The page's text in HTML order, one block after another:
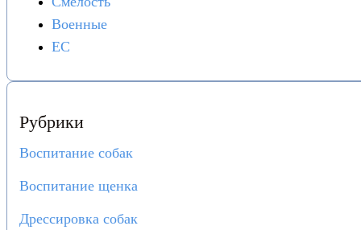
Военные
ЕС
Рубрики
Воспитание собак
Воспитание щенка
Дрессировка собак